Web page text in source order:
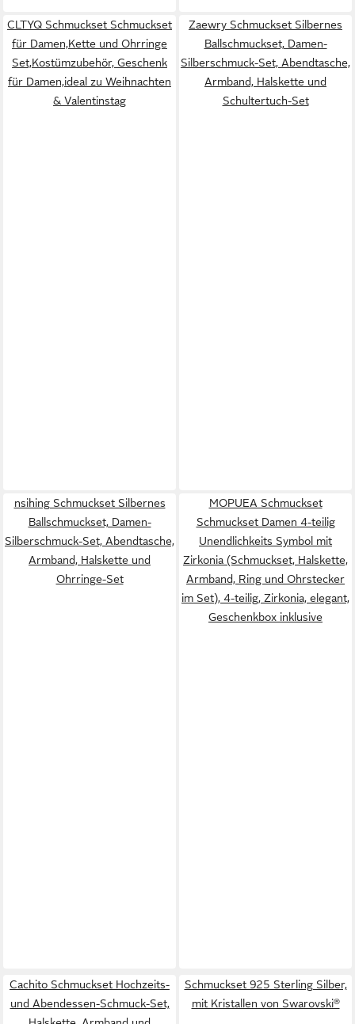
CLTYQ Schmuckset Schmuckset
für Damen,Kette und Ohrringe
Set,Kostümzubehör, Geschenk
für Damen,ideal zu Weihnachten
& Valentinstag
Zaewry Schmuckset Silbernes
Ballschmuckset, Damen-
Silberschmuck-Set, Abendtasche,
Armband, Halskette und
Schultertuch-Set
nsihing Schmuckset Silbernes
Ballschmuckset, Damen-
Silberschmuck-Set, Abendtasche,
Armband, Halskette und
Ohrringe-Set
MOPUEA Schmuckset
Schmuckset Damen 4-teilig
Unendlichkeits Symbol mit
Zirkonia (Schmuckset, Halskette,
Armband, Ring und Ohrstecker
im Set), 4-teilig, Zirkonia, elegant,
Geschenkbox inklusive
Cachito Schmuckset Hochzeits-
und Abendessen-Schmuck-Set,
Schmuckset 925 Sterling Silber,
mit Kristallen von Swarovski®